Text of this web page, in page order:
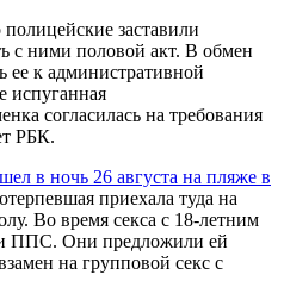
заставили
с ними половой акт. В обмен
ее к административной
испуганная
согласилась на требования
РБК.
в ночь 26 августа на пляже в
приехала туда на
Во время секса с 18-летним
ППС. Они предложили ей
на групповой секс с